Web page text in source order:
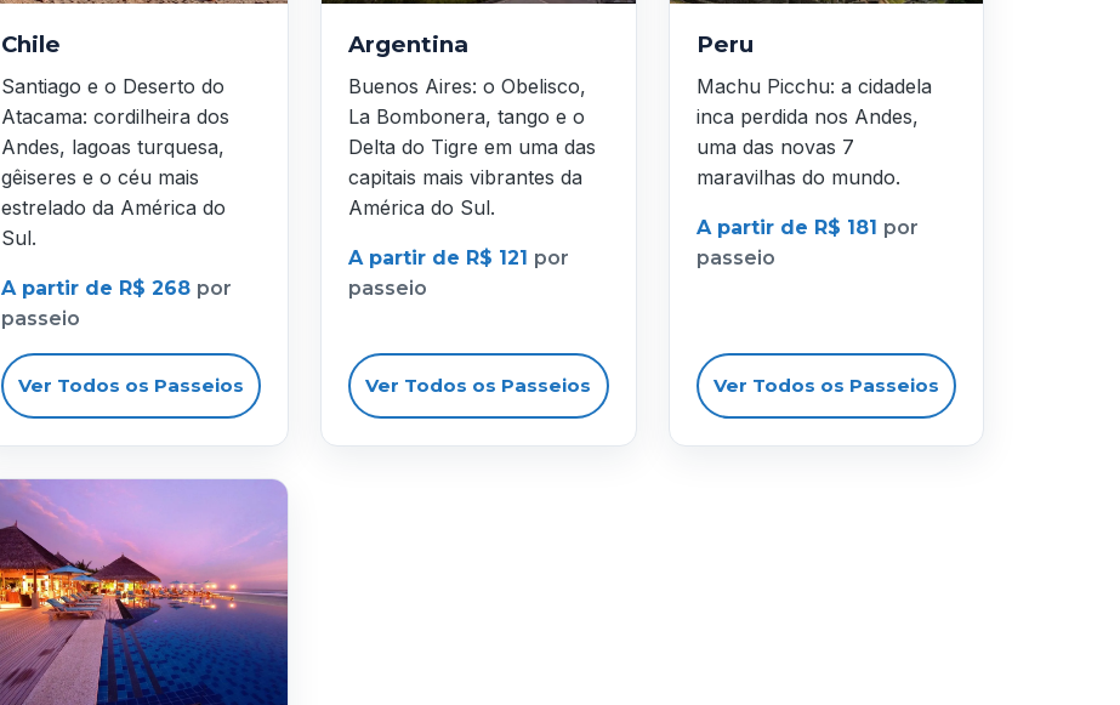
Chile
Santiago e o Deserto do
Atacama: cordilheira dos
Andes, lagoas turquesa,
gêiseres e o céu mais
estrelado da América do
Sul.
A partir de R$ 268 por
passeio
Ver Todos os Passeios
Argentina
Buenos Aires: o Obelisco,
La Bombonera, tango e o
Delta do Tigre em uma das
capitais mais vibrantes da
América do Sul.
A partir de R$ 121 por
passeio
Ver Todos os Passeios
Peru
Machu Picchu: a cidadela
inca perdida nos Andes,
uma das novas 7
maravilhas do mundo.
A partir de R$ 181 por
passeio
Ver Todos os Passeios